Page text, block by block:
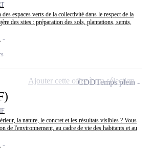
espaces verts de la collectivité dans le respect de la
des sites : préparation des sols, plantations, semis,
la nature, le concret et les résultats visibles ? Vous
de l'environnement, au cadre de vie des habitants et au
CDDTemps plein
Ajouter cette offre à ma sélection